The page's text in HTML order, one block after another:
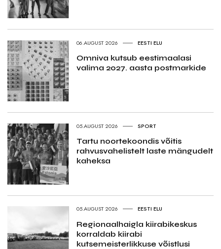
06.AUGUST 2026 EESTI ELU
Omniva kutsub eestimaalasi
valima 2027. aasta postmarkide
05.AUGUST 2026 SPORT
Tartu noortekoondis võitis
rahvusvahelistelt laste mängudelt
kaheksa
05.AUGUST 2026 EESTI ELU
Regionaalhaigla kiirabikeskus
korraldab kiirabi
kutsemeisterlikkuse võistlusi